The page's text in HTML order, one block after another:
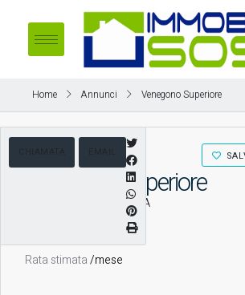
Home Annunci Venegono Superiore
Venegono Superiore
Venegono Superiore, VA
Rata stimata/mese